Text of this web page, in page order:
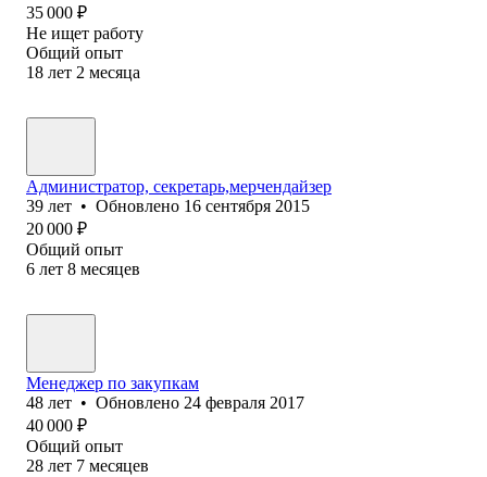
35 000 ₽
Не ищет работу
Общий опыт
18 лет 2 месяца
Администратор, секретарь,мерчендайзер
39 лет • Обновлено 16 сентября 2015
20 000 ₽
Общий опыт
6 лет 8 месяцев
Менеджер по закупкам
48 лет • Обновлено 24 февраля 2017
40 000 ₽
Общий опыт
28 лет 7 месяцев